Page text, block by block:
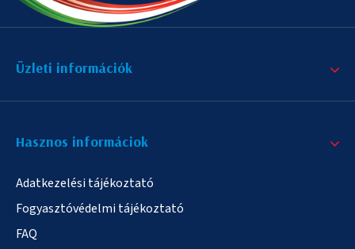
Üzleti információk
Hasznos informáciok
Adatkezelési tájékoztató
Fogyasztóvédelmi tájékoztató
FAQ